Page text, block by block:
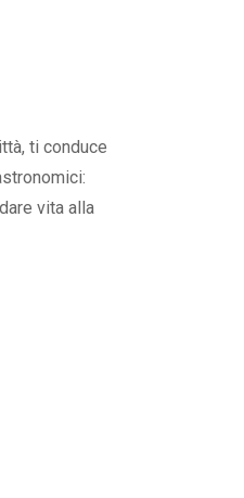
ti conduce
vita alla